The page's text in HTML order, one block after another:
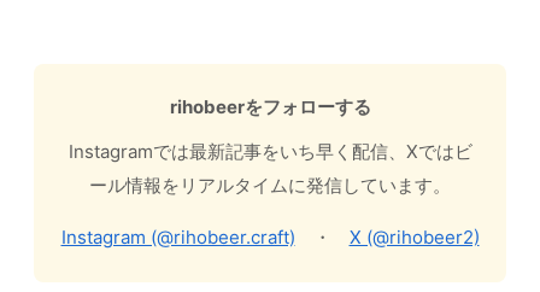
rihobeerをフォローする
Instagramでは最新記事をいち早く配信、Xではビ
ール情報をリアルタイムに発信しています。
Instagram (@rihobeer.craft) ・ X (@rihobeer2)